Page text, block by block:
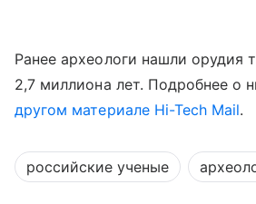
Ранее археологи нашли орудия
2,7 миллиона лет. Подробнее о
другом материале Hi-Tech Mail.
российские ученые